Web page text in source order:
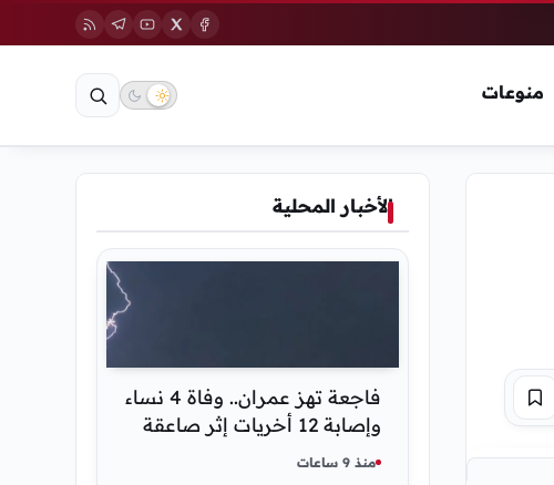
منوعات
حفظ
الأخبار المحلية
فاجعة تهز عمران.. وفاة 4 نساء
وإصابة 12 أخريات إثر صاعقة
رعدية خلال مناسبة اجتماعية
منذ 9 ساعات